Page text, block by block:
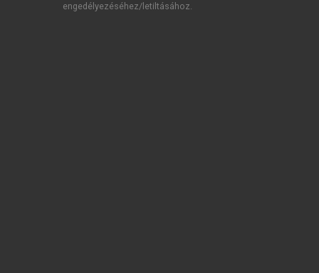
engedélyezéséhez/letiltásához.